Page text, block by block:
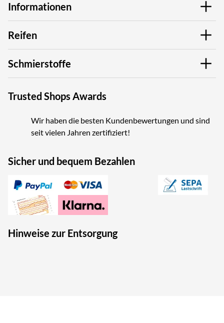
Informationen
Reifen
Schmierstoffe
Trusted Shops Awards
Wir haben die besten Kundenbewertungen und sind
seit vielen Jahren zertifiziert!
Sicher und bequem Bezahlen
Hinweise zur Entsorgung